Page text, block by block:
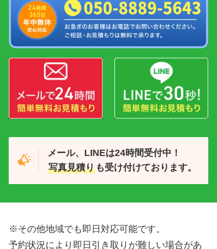
メール、LINEは24時間受付中！
写真見積りも受け付けております。
※その他地域でも即日対応可能です。
予約状況により即日引き取りが難しい場合があ